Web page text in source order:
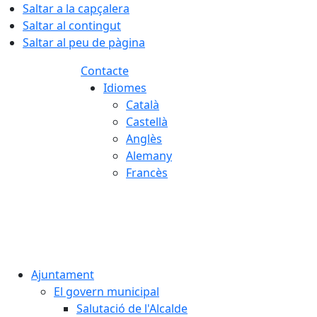
Saltar a la capçalera
Saltar al contingut
Saltar al peu de pàgina
Contacte
Idiomes
Català
Castellà
Anglès
Alemany
Francès
Ajuntament
El govern municipal
Salutació de l'Alcalde